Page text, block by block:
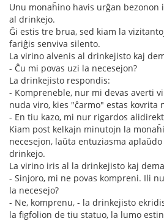
Unu monaĥino havis urĝan bezonon
al drinkejo.
Ĝi estis tre brua, sed kiam la
fariĝis senviva silento.
La virino alvenis al drinkejisto kaj
- Ĉu mi povas uzi la necesejon?
La drinkejisto respondis:
- Kompreneble, nur mi devas averti
nuda viro, kies "ĉarmo" estas kovrita
- En tiu kazo, mi nur rigardos
Kiam post kelkajn minutojn la
necesejon, laŭta entuziasma
drinkejo.
La virino iris al la drinkejisto kaj
- Sinjoro, mi ne povas kompreni. Ili
la necesejo?
- Ne, komprenu, - la drinkejisto
la figfolion de tiu statuo, la lumo